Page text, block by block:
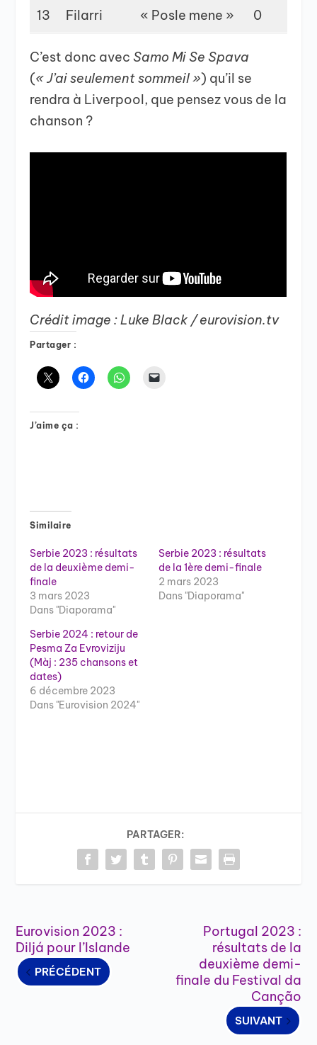
13 Filarri « Posle mene » 0
C’est donc avecSamo Mi Se Spava
(« J’ai seulement sommeil ») qu’il se
rendra à Liverpool, que pensez vous de la
chanson ?
Crédit image : Luke Black / eurovision.tv
Partager :
J’aime ça :
Similaire
Serbie 2023 : résultats
de la deuxième demi-
finale
3 mars 2023
Dans "Diaporama"
Serbie 2023 : résultats
de la 1ère demi-finale
2 mars 2023
Dans "Diaporama"
Serbie 2024 : retour de
Pesma Za Evroviziju
(Màj : 235 chansons et
dates)
6 décembre 2023
Dans "Eurovision 2024"
PARTAGER:
Eurovision 2023 :
Diljá pour l’Islande
PRÉCÉDENT
Portugal 2023 :
résultats de la
deuxième demi-
finale du Festival da
Canção
SUIVANT